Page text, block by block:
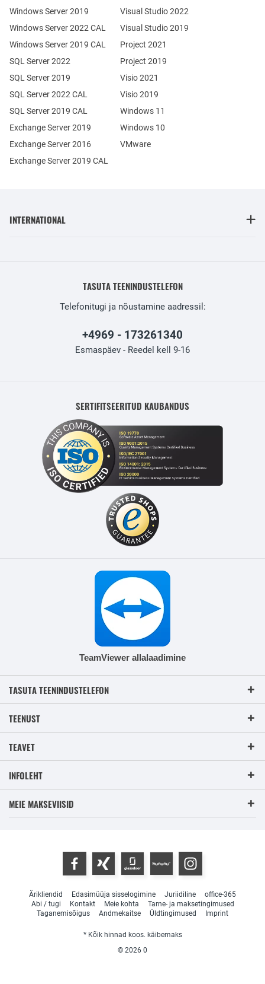
Windows Server 2019
Exchange Server 2019
Exchange Server 2016
SQL Server 2022
SQL Server 2019
Windows Server 2022 CAL
Windows Server 2019 CAL
SQL Server 2022 CAL
SQL Server 2019 CAL
Exchange Server 2019 CAL
Visual Studio 2022
Visual Studio 2019
Project 2021
Project 2019
Visio 2021
Visio 2019
Windows 11
Windows 10
VMware
INTERNATIONAL
TASUTA TEENINDUSTELEFON
Telefonitugi ja nõustamine aadressil:
+4969 - 173261340
Esmaspäev - Reedel kell 9-16
SERTIFITSEERITUD KAUBANDUS
TeamViewer allalaadimine
TASUTA TEENINDUSTELEFON
TEENUST
TEAVET
INFOLEHT
MEIE MAKSEVIISID
Ärikliendid Edasimüüja sisselogimine Juriidiline
office-365
Abi / tugi
Kontakt Meie kohta
Tarne- ja maksetingimused
Taganemisõigus
Andmekaitse Üldtingimused Imprint
* Kõik hinnad koos. käibemaks
© 2026 0